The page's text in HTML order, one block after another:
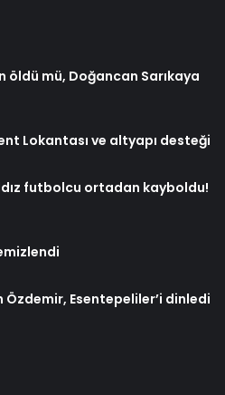
öldü mü, Doğancan Sarıkaya
Lokantası ve altyapı desteği
futbolcu ortadan kayboldu!
Özdemir, Esentepeliler’i dinledi